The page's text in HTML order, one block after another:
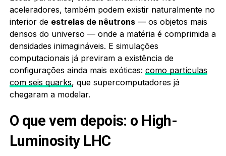
aceleradores, também podem existir naturalmente no
interior de estrelas de nêutrons— os objetos mais
densos do universo — onde a matéria é comprimida a
densidades inimagináveis. E simulações
computacionais já previram a existência de
configurações ainda mais exóticas: como partículas
com seis quarks, que supercomputadores já
chegaram a modelar.
O que vem depois: o High-
Luminosity LHC